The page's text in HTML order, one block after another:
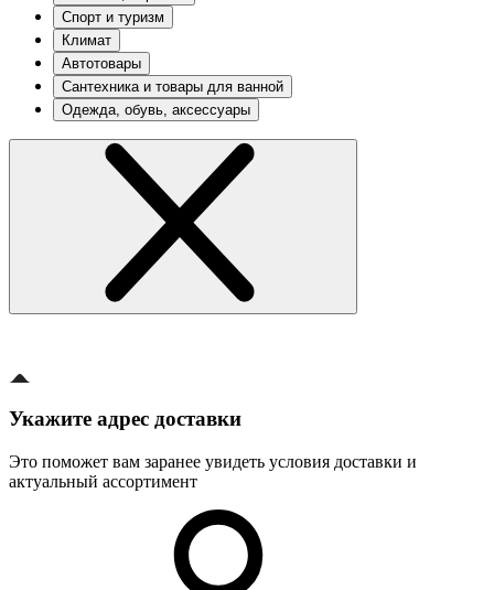
Спорт и туризм
Климат
Автотовары
Сантехника и товары для ванной
Одежда, обувь, аксессуары
Укажите адрес доставки
Это поможет вам заранее увидеть условия доставки и
актуальный ассортимент